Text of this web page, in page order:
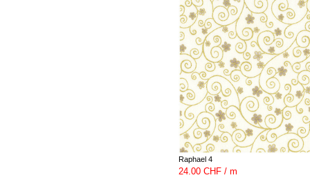
Raphael 4
24.00 CHF / m